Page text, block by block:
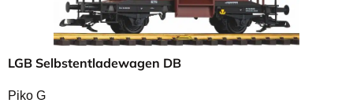
LGB Selbstentladewagen DB
Piko G